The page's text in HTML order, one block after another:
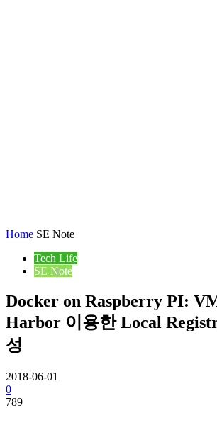
Home SE Note
Tech Life
SE Note
Docker on Raspberry PI:
Harbor 이용한 Local
성
2018-06-01
0
789